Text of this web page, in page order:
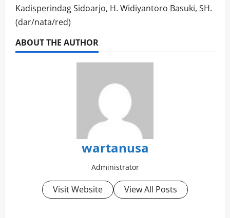
Kadisperindag Sidoarjo, H. Widiyantoro Basuki, SH.
(dar/nata/red)
ABOUT THE AUTHOR
wartanusa
Administrator
Visit Website View All Posts